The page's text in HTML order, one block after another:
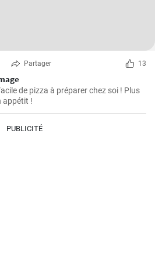
Partager 13
de pizza à préparer chez soi ! Plus
appétit !
PUBLICITÉ